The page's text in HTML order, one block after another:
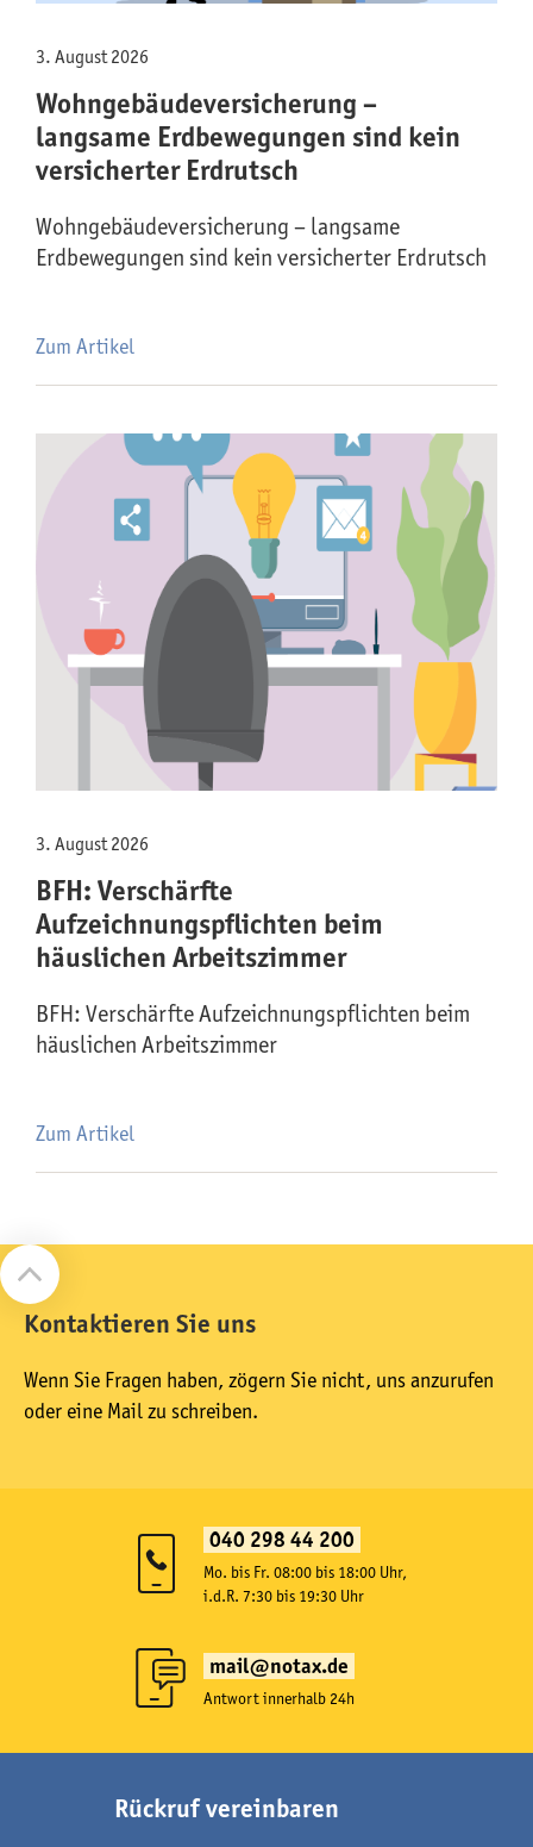
3. August 2026
Wohngebäude­versicherung –
langsame Erdbewegungen sind kein
versicherter Erdrutsch
Wohngebäude­versicherung – langsame
Erdbewegungen sind kein versicherter Erdrutsch
Zum Artikel
3. August 2026
BFH: Verschärfte
Aufzeichnungspflichten beim
häuslichen Arbeitszimmer
BFH: Verschärfte Aufzeichnungspflichten beim
häuslichen Arbeitszimmer
Zum Artikel
Kontaktieren Sie uns
Wenn Sie Fragen haben, zögern Sie nicht, uns anzurufen
oder eine Mail zu schreiben.
040 298 44 200
Mo. bis Fr. 08:00 bis 18:00 Uhr,
i.d.R. 7:30 bis 19:30 Uhr
mail@notax.de
Antwort innerhalb 24h
Rückruf vereinbaren